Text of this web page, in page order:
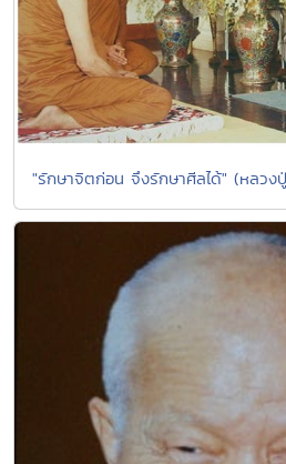
"รักษาจิตก่อน จึงรักษาศีลได้" (หลวง